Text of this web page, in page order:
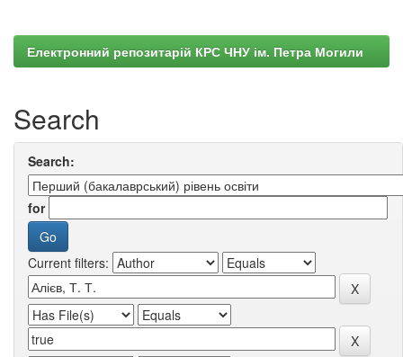
Електронний репозитарій КРС ЧНУ ім. Петра Могили
Search
Search:
for
Current filters: